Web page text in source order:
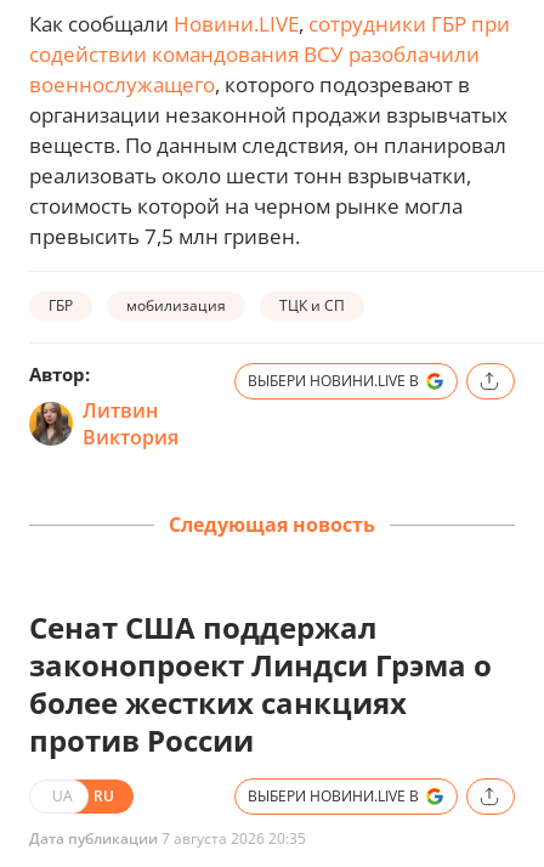
Как сообщали Новини.LIVE, сотрудники ГБР при
содействии командования ВСУ разоблачили
военнослужащего, которого подозревают в
организации незаконной продажи взрывчатых
веществ. По данным следствия, он планировал
реализовать около шести тонн взрывчатки,
стоимость которой на черном рынке могла
превысить 7,5 млн гривен.
ГБР мобилизация ТЦК и СП
Автор:
Литвин
Виктория
ВЫБЕРИ НОВИНИ.LIVE В
Следующая новость
Сенат США поддержал
законопроект Линдси Грэма о
более жестких санкциях
против России
UA RU ВЫБЕРИ НОВИНИ.LIVE В
Дата публикации 7 августа 2026 20:35